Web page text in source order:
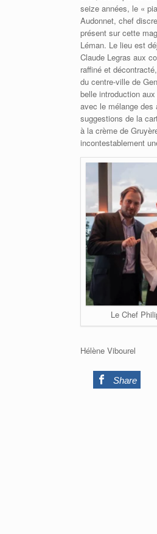
seize années, le «
Audonnet, chef
présent sur cette
Léman. Le lieu est
Claude Legras aux
raffiné et
du centre-ville de
belle introduction
avec le mélange des
suggestions de la
à la crème de
incontestablement
Le Chef
Hélène Vibourel
Share